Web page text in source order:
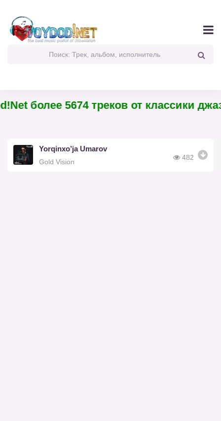
более 5674 треков от классики
Yorqinxo’ja Umarov
Gold Vision
482